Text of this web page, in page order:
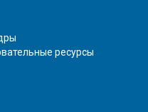
ресурсы